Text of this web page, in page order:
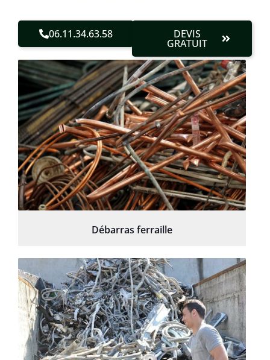
06.11.34.63.58 DEVIS
GRATUIT
Débarras ferraille